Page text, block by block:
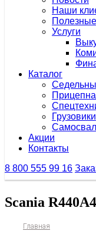
Наши
Полезные
Услуги
Каталог
Грузовики
Акции
Контакты
8 800 555 99 16
Scania
Главная